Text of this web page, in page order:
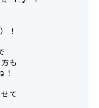
！
も
！
て